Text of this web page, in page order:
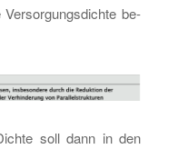
be­
soll dann in den